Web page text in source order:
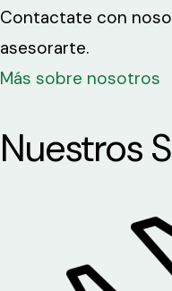
Contactate con
asesorarte.
Más sobre nosotros
Nuestros